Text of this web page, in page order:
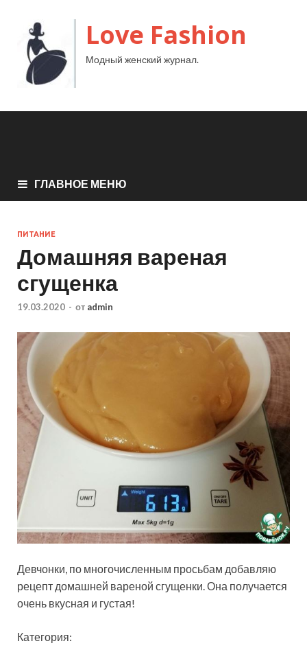
Love Fashion
Модный женский журнал.
ГЛАВНОЕ МЕНЮ
ПИТАНИЕ
Домашняя вареная
сгущенка
19.03.2020 - от admin
Девчонки, по многочисленным просьбам добавляю
рецепт домашней вареной сгущенки. Она получается
очень вкусная и густая!
Категория: